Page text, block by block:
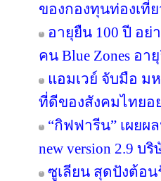
ของกองทุนท่องเที่
อายุยืน 100 ปี อย่
คน Blue Zones อ
แอมเวย์ จับมือ ม
ที่ดีของสังคมไทยอ
“กิฟฟารีน” เผยผ
new version 2.9
ซูเลียน สุดปังต้อน